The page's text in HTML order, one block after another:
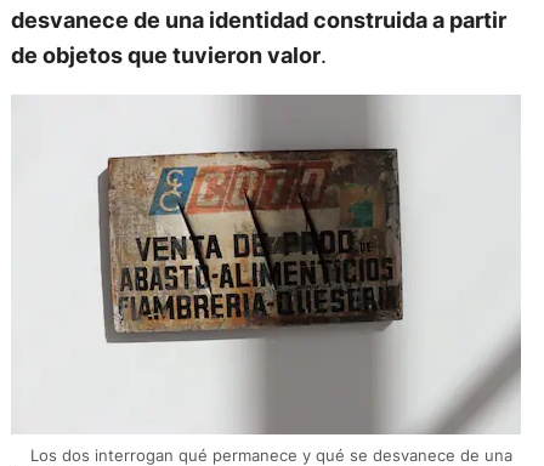
desvanece de una identidad construida a partir
de objetos que tuvieron valor.
Los dos interrogan qué permanece y qué se desvanece de una